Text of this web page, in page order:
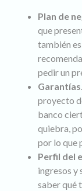
Plan de
que
también
pedir un
Garantías
proyecto
banco
quiebra,
por lo que
Perfil del
ingresos y
saber qué